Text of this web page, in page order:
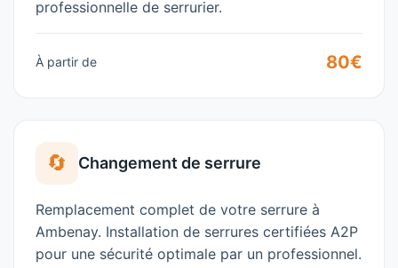
professionnelle de serrurier.
À partir de 80€
🔄 Changement de serrure
Remplacement complet de votre serrure à
Ambenay. Installation de serrures certifiées A2P
pour une sécurité optimale par un professionnel.